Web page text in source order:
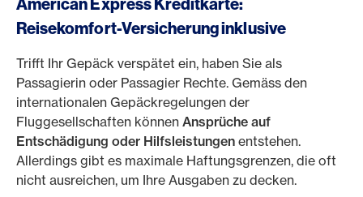
American Express Kreditkarte:
Reisekomfort-Versicherung inklusive
Trifft Ihr Gepäck verspätet ein, haben Sie als
Passagierin oder Passagier Rechte. Gemäss den
internationalen Gepäckregelungen der
Fluggesellschaften können Ansprüche auf
Entschädigung oder Hilfsleistungen entstehen.
Allerdings gibt es maximale Haftungsgrenzen, die oft
nicht ausreichen, um Ihre Ausgaben zu decken.